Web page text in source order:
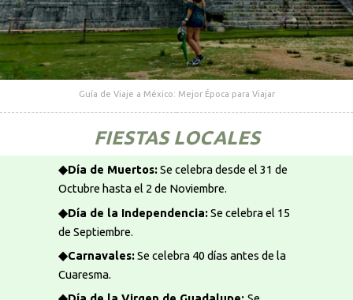
Guía de Viaje a México: Mejor Época para Viajar
FIESTAS LOCALES
◆Día de Muertos:Se celebra desde el 31 de
Octubre hasta el 2 de Noviembre.
◆Día de la Independencia:Se celebra el 15
de Septiembre.
◆Carnavales:Se celebra 40 días antes de la
Cuaresma.